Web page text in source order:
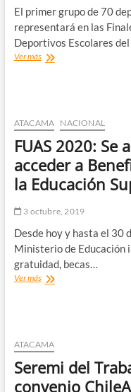
El primer grupo de 70
representará en las
Deportivos Escolares
Ver másAtacama
finales
nacionales
de
Juegos
Deportivos
ATACAMA NACIONAL
FUAS 2020: Se
acceder a
la Educación
3 octubre, 2019
Desde hoy y hasta el 30
Ministerio de Educación
gratuidad, becas…
Ver másFUAS
postulación
para
acceder
ATACAMA
Seremi del
convenio